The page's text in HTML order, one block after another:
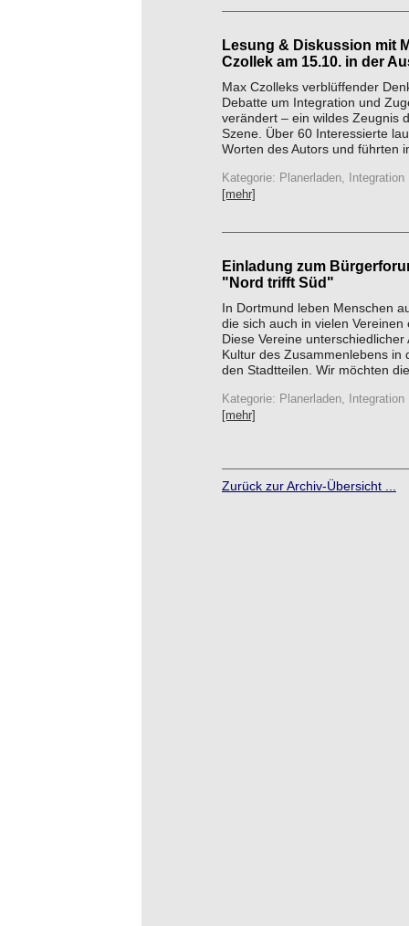
Lesung & Diskussion mit
Czollek am 15.10. in der
Max Czolleks verblüffender
Debatte um Integration und
verändert – ein wildes Zeugnis
Szene. Über 60 Interessierte
Worten des Autors und führten
Kategorie: Planerladen, Integration
[mehr]
Einladung zum
"Nord trifft Süd"
In Dortmund leben Menschen
die sich auch in vielen Vereinen
Diese Vereine unterschiedlicher
Kultur des Zusammenlebens in
den Stadtteilen. Wir möchten
Kategorie: Planerladen, Integration
[mehr]
Zurück zur Archiv-Übersicht ...